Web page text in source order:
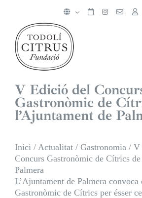
content
V Edició del
Gastronòmic de
l’Ajuntament de
Inici / Actualitat / Gastronomia / V
Concurs Gastronòmic de Cítrics
Palmera
L’Ajuntament de Palmera
Gastronòmic de Cítrics per ésser